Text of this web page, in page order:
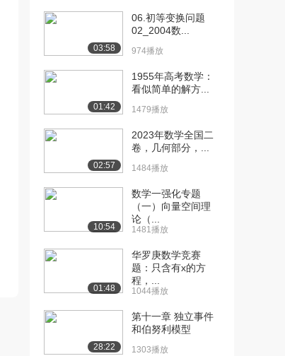
[10] 北京理工大学公开
13:46
[11] 北京理工大学公开
课：牛顿内摩擦定律...
08:10
[12] 北京理工大学公开
课：第一章习题讨论
07:22
[13] 北京理工大学公开
06:01
[14] 北京理工大学公开
课：质量力
05:16
课：静压强及其特性
03:58
06.初等变换问题
02_2004数...
974播放
01:42
1955年高考数学：
看似简单的解方...
1479播放
02:57
2023年数学全国二
卷，几何部分，...
1484播放
10:54
数学一强化专题
（一）向量空间理
论（...
1481播放
01:48
华罗庚数学竞赛
题：只含有x的方
程，...
1044播放
28:22
第十一章 独立事件
和伯努利模型
1303播放